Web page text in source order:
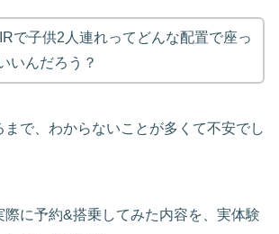
で子供2人連れってどんな配置で座っ
いんだろう？
まで、わからないことが多くて不安でし
際に予約&搭乗してみた内容を、実体験